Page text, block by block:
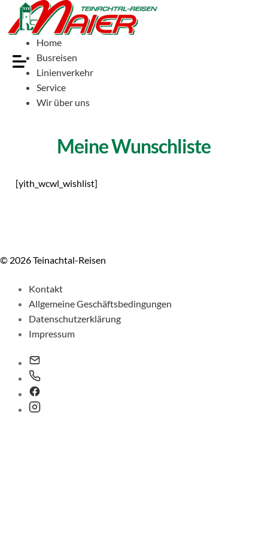
Home
Busreisen
Linienverkehr
Service
Wir über uns
Meine Wunschliste
[yith_wcwl_wishlist]
© 2026 Teinachtal-Reisen
Kontakt
Allgemeine Geschäftsbedingungen
Datenschutzerklärung
Impressum